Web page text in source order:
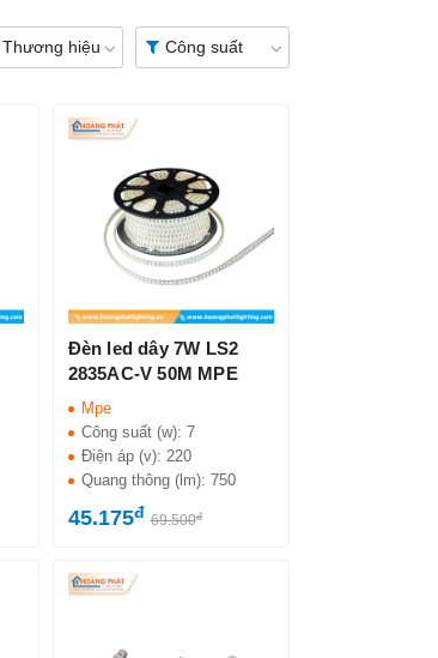
Thương hiệu Công suất
Đèn led dây 7W LS2
2835AC-V 50M MPE
Mpe
Công suất (w): 7
Điện áp (v): 220
Quang thông (lm): 750
45.175đ 69.500đ